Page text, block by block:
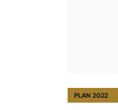
PLAN 2022